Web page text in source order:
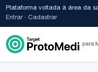
Plataforma voltada à área da
Entrar· Cadastrar
para